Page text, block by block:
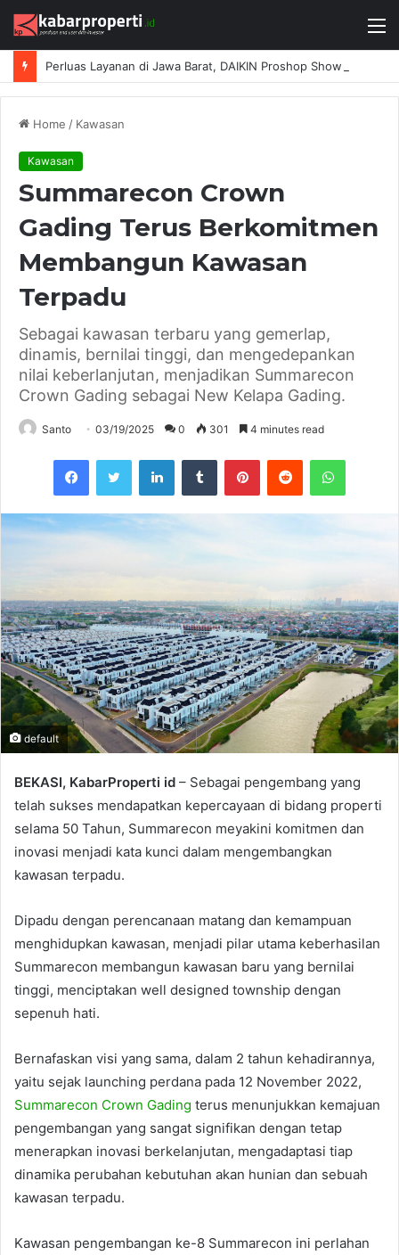
Home / Kawasan
Kawasan
Summarecon Crown
Gading Terus Berkomitmen
Membangun Kawasan
Terpadu
Sebagai kawasan terbaru yang gemerlap,
dinamis, bernilai tinggi, dan mengedepankan
nilai keberlanjutan, menjadikan Summarecon
Crown Gading sebagai New Kelapa Gading.
Santo 03/19/2025 0 301 4 minutes read
FacebookTwitter LinkedInTumblr PinterestReddit
default
BEKASI, KabarProperti id – Sebagai pengembang yang
telah sukses mendapatkan kepercayaan di bidang properti
selama 50 Tahun, Summarecon meyakini komitmen dan
inovasi menjadi kata kunci dalam mengembangkan
kawasan terpadu.
Dipadu dengan perencanaan matang dan kemampuan
menghidupkan kawasan, menjadi pilar utama keberhasilan
Summarecon membangun kawasan baru yang bernilai
tinggi, menciptakan well designed township dengan
sepenuh hati.
Bernafaskan visi yang sama, dalam 2 tahun kehadirannya,
yaitu sejak launching perdana pada 12 November 2022,
Summarecon Crown Gading terus menunjukkan kemajuan
pengembangan yang sangat signifikan dengan tetap
menerapkan inovasi berkelanjutan, mengadaptasi tiap
dinamika perubahan kebutuhan akan hunian dan sebuah
kawasan terpadu.
Kawasan pengembangan ke-8 Summarecon ini perlahan